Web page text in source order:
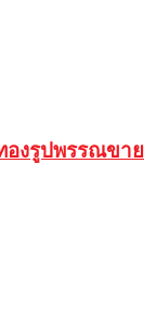
องรูปพรรณขาย